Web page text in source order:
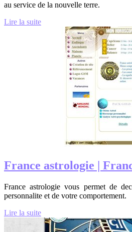
au service de la nouvelle terre.
Lire la suite
France astrologie |
France astrologie vous permet de
personnalite et de votre comportement.
Lire la suite